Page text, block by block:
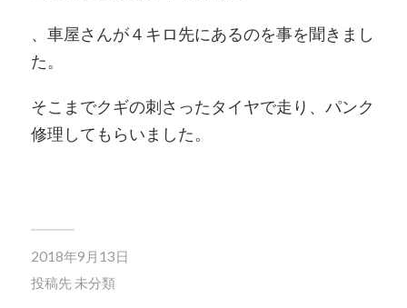
、車屋さんが４キロ先にあるのを事を聞きまし
た。
そこまでクギの刺さったタイヤで走り、パンク
修理してもらいました。
2018年9月13日
投稿先 未分類